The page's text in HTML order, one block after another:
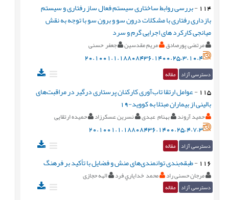
114
-بررسی روابط ساختاری سیستم فعال ساز رفتاری و سیستم
بازداری رفتاری با مشکلات درون سو و برون سو با توجه به نقش
میانجی کارکرد های اجرایی گرم و سرد
مرتضی پورصادق مریم مقدسین جعفر حسنی
20.1001.1.18808436.1400.25.3.10.4
دسترسی آزاد مقاله
115
-عوامل ارتقا تاب‌آوری کارکنان پرستاری درگیر در مراقبت‌های
بالینی از بیماران مبتلا به کووید-19
حمید آروند بهنام عبدی نسرین عسکرزاد حمیده ارتقایی
20.1001.1.18808436.1400.25.4.7.3
دسترسی آزاد مقاله
116
-طبقه‌بندی توانمندی‌های منش و فضایل با تأکید بر فرهنگ
مرجان حسنی راد محمد خداياري فرد الهه حجازی
دسترسی آزاد مقاله